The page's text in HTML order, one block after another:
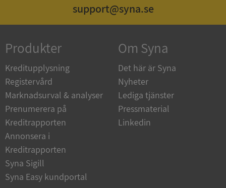
support@syna.se
Produkter
Kreditupplysning
Registervård
Marknadsurval & analyser
Prenumerera på
Kreditrapporten
Annonsera i
Kreditrapporten
Syna Sigill
Syna Easy kundportal
Om Syna
Det här är Syna
Nyheter
Lediga tjänster
Pressmaterial
Linkedin
ARRAffinity
Microsoft
Corporation
.syna.se
__RequestVerificationToken